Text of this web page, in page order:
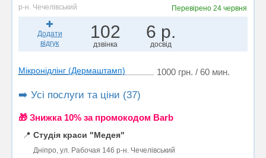
р-н. Чечелівський Перевірено24 червня
Додати
відгук
102
дзвінка
6 р.
досвід
Мікронідлінг (Дермаштамп) 1000 грн. / 60 мин.
➡️ Усі послуги та ціни (37)
🎁 Знижка 10% за промокодом Barb
📍 Студія краси "Медея"
Дніпро, ул. Рабочая 146 р-н. Чечелівський